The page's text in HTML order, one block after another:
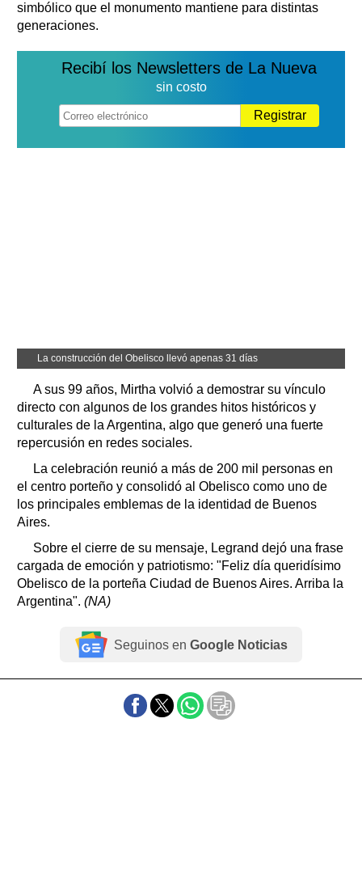
simbólico que el monumento mantiene para distintas
generaciones.
Recibí los Newsletters de La Nueva
sin costo
Registrar
La construcción del Obelisco llevó apenas 31 días
A sus 99 años, Mirtha volvió a demostrar su vínculo
directo con algunos de los grandes hitos históricos y
culturales de la Argentina, algo que generó una fuerte
repercusión en redes sociales.
La celebración reunió a más de 200 mil personas en
el centro porteño y consolidó al Obelisco como uno de
los principales emblemas de la identidad de Buenos
Aires.
Sobre el cierre de su mensaje, Legrand dejó una frase
cargada de emoción y patriotismo: "Feliz día queridísimo
Obelisco de la porteña Ciudad de Buenos Aires. Arriba la
Argentina". (NA)
Seguinos en Google Noticias